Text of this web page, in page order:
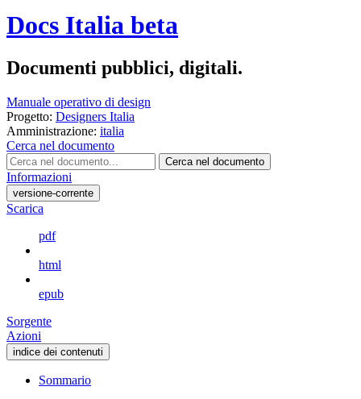
Docs Italia beta
Documenti pubblici, digitali.
Manuale operativo di design
Progetto: Designers Italia
Amministrazione: italia
Cerca nel documento
Cerca nel documento
Informazioni
versione-corrente
Scarica
pdf
html
epub
Sorgente
Azioni
indice dei contenuti
Sommario